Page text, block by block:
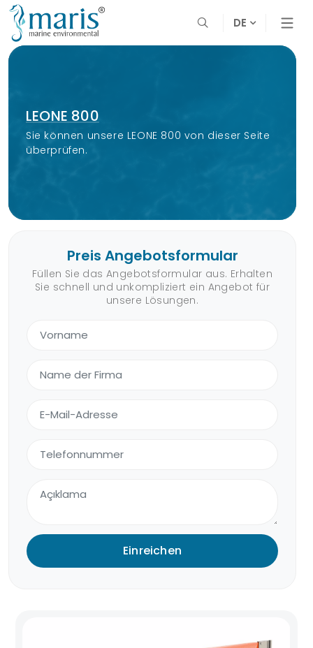
DE
LEONE 800
Sie können unsere LEONE 800 von dieser Seite
überprüfen.
Preis Angebotsformular
Füllen Sie das Angebotsformular aus. Erhalten
Sie schnell und unkompliziert ein Angebot für
unsere Lösungen.
Einreichen